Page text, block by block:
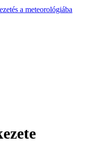
a meteorológiába